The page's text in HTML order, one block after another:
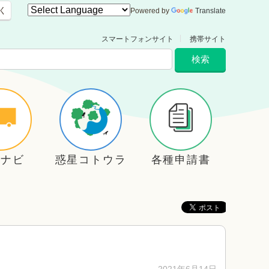
Powered by Translate
スマートフォンサイト 携帯サイト
ビ 惑星コトウラ 各種申請書